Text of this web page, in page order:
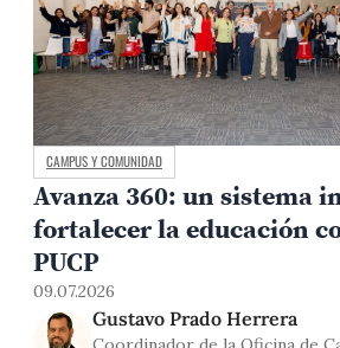
CAMPUS Y COMUNIDAD
Avanza 360: un sistema
fortalecer la educación
PUCP
09.07.2026
Gustavo Prado Herrera